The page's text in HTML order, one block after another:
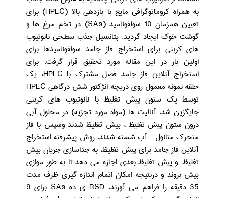
به همراه کروماتوگرافی مایع با بازدهی بالا (HPLC) برای
تعیین همزمان 10 سولفونامید (
SAs) در تخم مرغ ها و
گوشت خوک ایجاد گردید. پتانسیل جذب سطحی نانوتیوب
های کربنی برای استخراج فاز جامد سولفونامیدها برای
اولین بار در این مقاله مورد تحقیق قرار گرفت. برای
استخراج آنلاین فاز جامد فصل مشترک با HPLC، یک
حلقه نمونه معمول روی دریچه انژکتور شش درگاهی HPLC
توسط یک ستون پیش تغلیظ با نانوتیوب های کربنی
جایگزین شد. آنالیت ها (مواد مورد تجزیه) در محلول آبی
درون ستون پیش تغلیظ ، پیش تغلیظ شدند وسپس با فاز
متحرک متانول – آب شسته شدند. روش پیشرفته استخراج
آنلاین فاز جامد برای پیش تغلیظ، به جداسازی جریان پیش
تغلیظ و پیش تغلیظ بعدی اجازه می دهد تا به طور موازی
پیش بروند و درنتیجه امکان اتمام اندازه گیری ظرف مدت
35 دقیقه را فراهم می آورند.
RSD ی ده SAs
برای 9